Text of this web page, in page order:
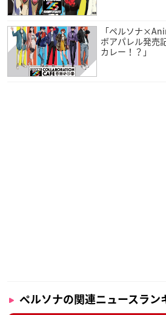
(日)、3月3日(金)、3月4日(土)、3月5
1日(土)、3月12日(日)、3月17日(金)、3
グランドフィナーレ（コース料理のご
ラグナヴェールプレミア
（大阪府大阪市北区梅田3-1-3 大阪ス
er.com/EpQ74lMmZ5
「ペルソナ
ボアパレル発売
カレー！？」
ペルソナの関連ニュースラン